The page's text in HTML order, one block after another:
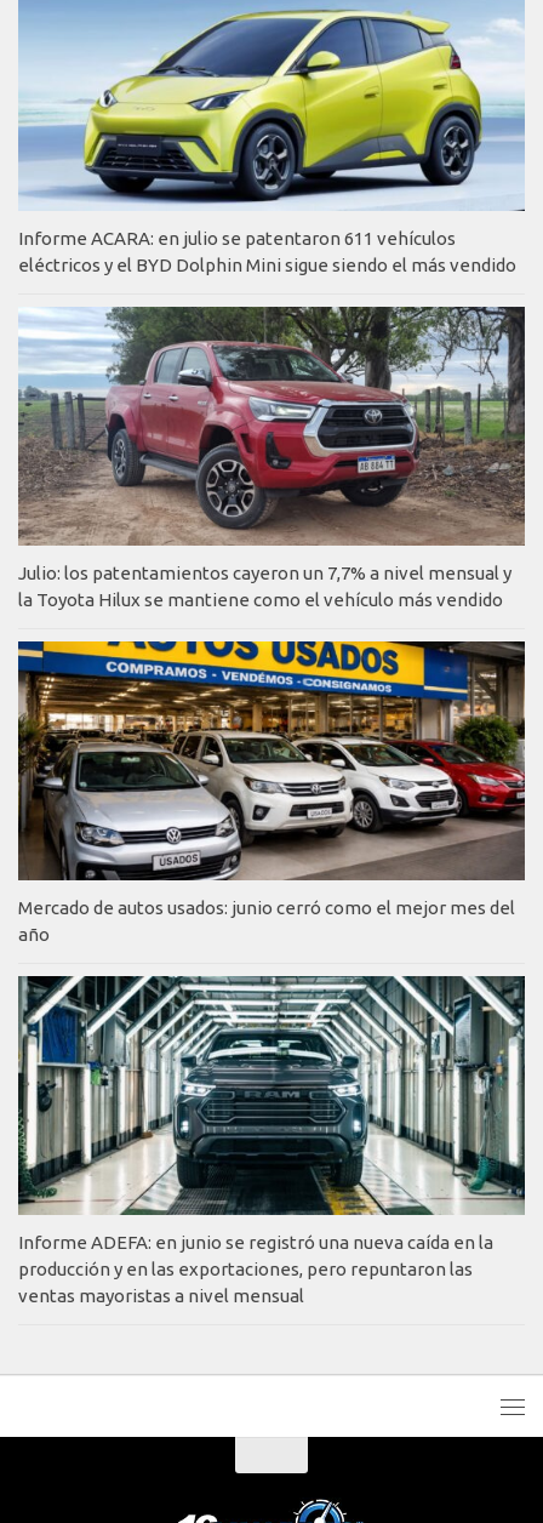
Informe ACARA: en julio se patentaron 611 vehículos
eléctricos y el BYD Dolphin Mini sigue siendo el más vendido
Julio: los patentamientos cayeron un 7,7% a nivel mensual y
la Toyota Hilux se mantiene como el vehículo más vendido
Mercado de autos usados: junio cerró como el mejor mes del
año
Informe ADEFA: en junio se registró una nueva caída en la
producción y en las exportaciones, pero repuntaron las
ventas mayoristas a nivel mensual